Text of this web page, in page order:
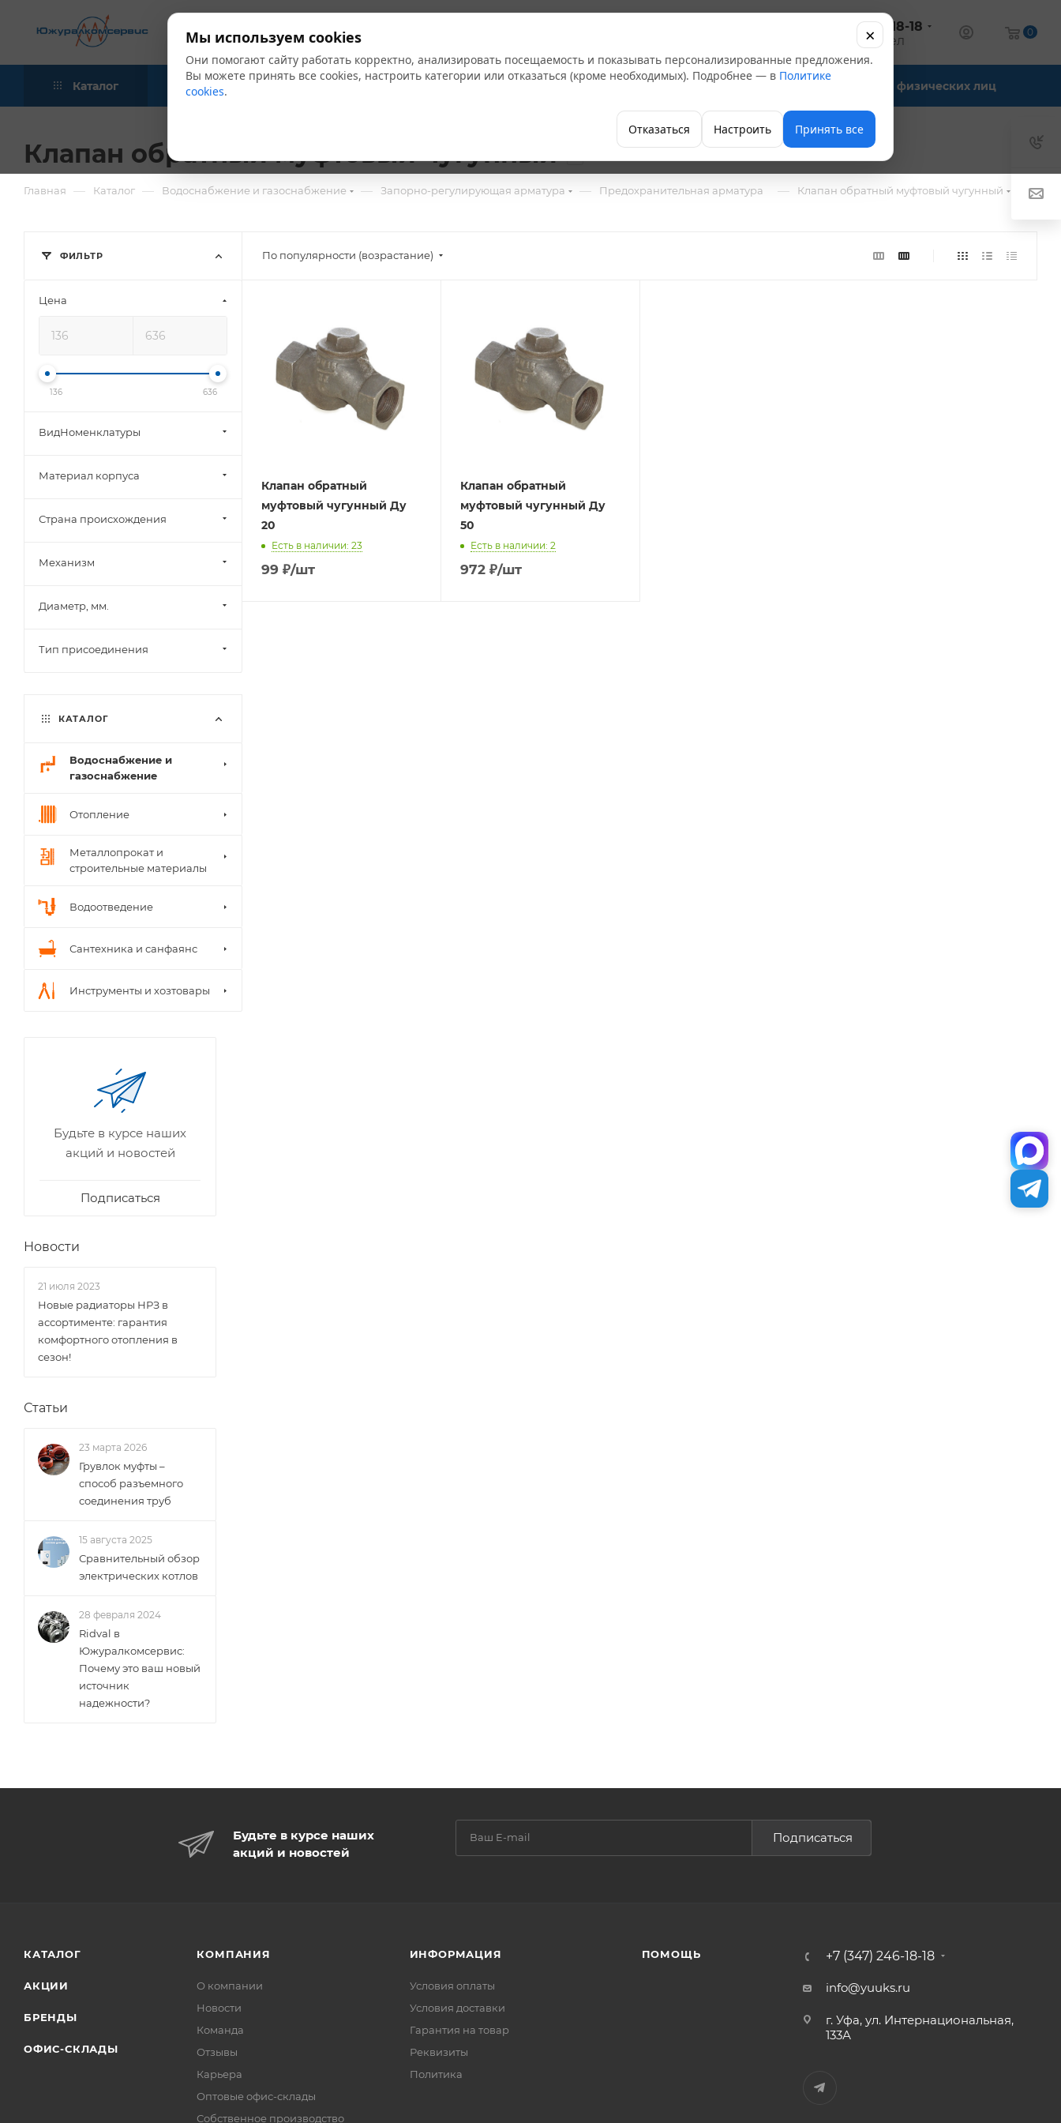
+7 (347) 246-18-18
оптовый отдел
0
Каталог Акции Бренды Компания Офис-склады Для физических лиц
Клапан обратный муфтовый чугунный
Главная — Каталог — Водоснабжение и газоснабжение — Запорно-регулирующая арматура — Предохранительная арматура — Клапан обратный муфтовый чугунный
По популярности (возрастание)
Клапан обратный
муфтовый чугунный Ду
20
Есть в наличии: 23
99 ₽/шт
Клапан обратный
муфтовый чугунный Ду
50
Есть в наличии: 2
972₽/шт
ФИЛЬТР
Цена
136 636
ВидНоменклатуры
Материал корпуса
Страна происхождения
Механизм
Диаметр, мм.
Тип присоединения
КАТАЛОГ
Водоснабжение и
газоснабжение
Отопление
Металлопрокат и
строительные материалы
Водоотведение
Сантехника и санфаянс
Инструменты и хозтовары
Будьте в курсе наших
акций и новостей
Подписаться
Новости
21 июля 2023
Новые радиаторы НРЗ в
ассортименте: гарантия
комфортного отопления в
сезон!
Статьи
23 марта 2026
Грувлок муфты –
способ разъемного
соединения труб
15 августа 2025
Сравнительный обзор
электрических котлов
28 февраля 2024
Ridval в
Южуралкомсервис:
Почему это ваш новый
источник
надежности?
Будьте в курсе наших
акций и новостей
Подписаться
КАТАЛОГ
АКЦИИ
БРЕНДЫ
ОФИС-СКЛАДЫ
КОМПАНИЯ
О компании
Новости
Команда
Отзывы
Карьера
Оптовые офис-склады
Собственное производство
ИНФОРМАЦИЯ
Условия оплаты
Условия доставки
Гарантия на товар
Реквизиты
Политика
ПОМОЩЬ +7 (347) 246-18-18
info@yuuks.ru
г. Уфа, ул. Интернациональная,
133А
Мы используем cookies
Они помогают сайту работать корректно, анализировать посещаемость и показывать персонализированные предложения.
Вы можете принять все cookies, настроить категории или отказаться (кроме необходимых). Подробнее — в Политике
cookies.
Отказаться Настроить Принять все
×